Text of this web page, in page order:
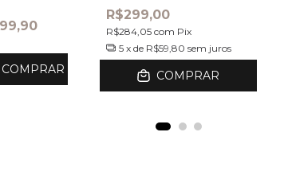
COMPRAR
R$299,00
R$284,05 com Pix
5 x de R$59,80 sem juros
COMPRAR